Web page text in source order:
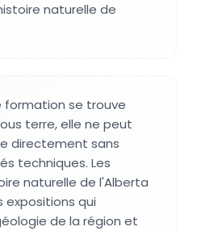
naturelle de
se trouve
terre, elle ne peut
directement sans
techniques. Les
naturelle de l'Alberta
qui
de la région et